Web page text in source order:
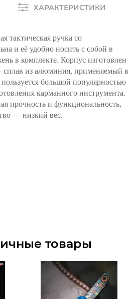
ХАРАКТЕРИСТИКИ
тактическая ручка со
и её удобно носить с собой в
в комплекте. Корпус изготовлен
из алюминия, применяемый в
большой популярностью
карманного инструмента.
прочность и функциональность,
— низкий вес.
товары